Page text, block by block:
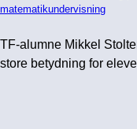
matematikundervisning
TF-alumne Mikkel
store betydning for